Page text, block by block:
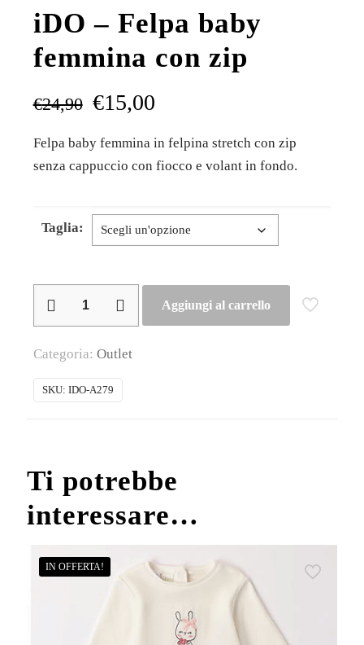
iDO – Felpa baby
femmina con zip
€24,90 €15,00
Felpa baby femmina in felpina stretch con zip
senza cappuccio con fiocco e volant in fondo.
Taglia:
baby
femmina
Aggiungi al carrello
Categoria: Outlet
SKU: IDO-A279
Ti potrebbe
interessare…
IN OFFERTA!